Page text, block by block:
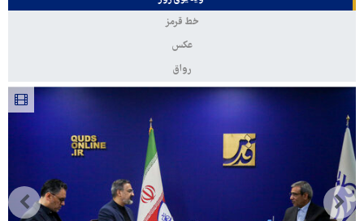
خط قرمز
عکس
رواق